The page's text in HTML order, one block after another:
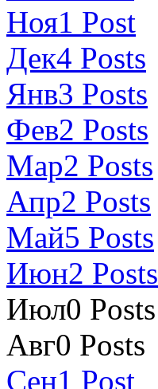
Ноя1 Post
Дек4 Posts
Янв3 Posts
Фев2 Posts
Мар2 Posts
Апр2 Posts
Май5 Posts
Июн2 Posts
Июл0 Posts
Авг0 Posts
Сен1 Post